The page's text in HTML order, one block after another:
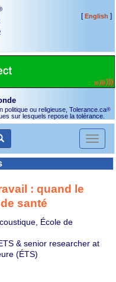
[English ]
politique ou religieuse, Tolerance.ca®
sur lesquels repose la tolérance.
Toggle
: quand le
santé
École de
& senior researcher at
(ÉTS)